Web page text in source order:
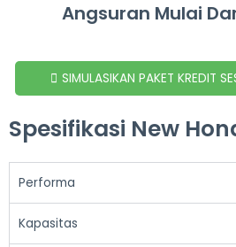
Angsuran Mulai
SIMULASIKAN PAKET KREDIT
Spesifikasi New
Performa
Kapasitas